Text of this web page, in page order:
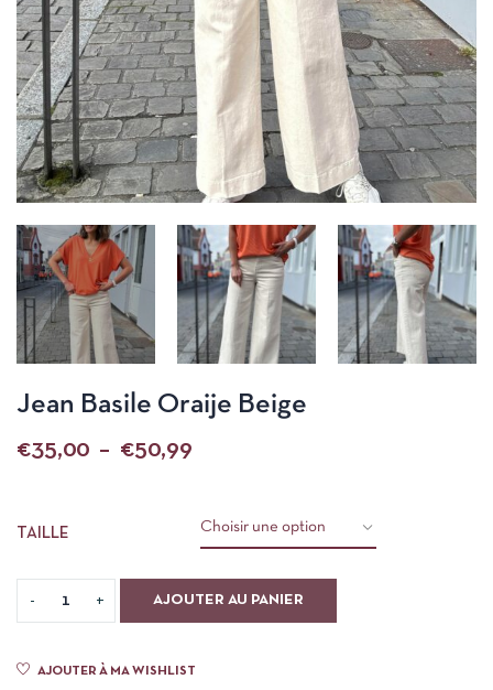
Jean Basile Oraije Beige
€35,00 – €50,99
TAILLE
AJOUTER AU PANIER
AJOUTER À MA WISHLIST